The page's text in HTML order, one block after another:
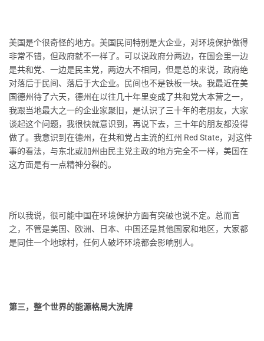
美国是个很奇怪的地方。美国民间特别是大企业，对环境保护做得
非常不错，但政府就不一样了。可以说政府分两边，在国会里一边
是共和党、一边是民主党，两边大不相同，但是总的来说，政府绝
对落后于民间、落后于大企业。民间也不是铁板一块。我最近在美
国德州待了六天，德州在以往几十年里变成了共和党大本营之一，
我跟当地最大之一的企业家聚旧，是认识了三十年的老朋友，大家
谈起这个问题，我很快就意识到，再说下去，三十年的朋友都没得
做了。我意识到在德州，在共和党占主流的红州 Red State，对这件
事的看法，与东北或加州由民主党主政的地方完全不一样，美国在
这方面是有一点精神分裂的。
所以我说，很可能中国在环境保护方面有突破也说不定。总而言
之，不管是美国、欧洲、日本、中国还是其他国家和地区，大家都
是同住一个地球村，任何人破坏环境都会影响别人。
第三，整个世界的能源格局大洗牌